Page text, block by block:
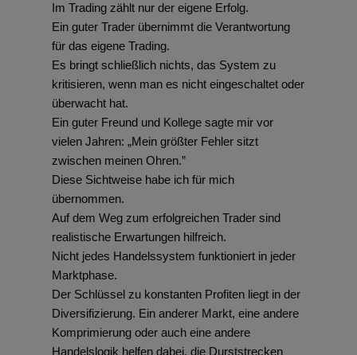
Im Trading zählt nur der eigene Erfolg.
Ein guter Trader übernimmt die Verantwortung
für das eigene Trading.
Es bringt schließlich nichts, das System zu
kritisieren, wenn man es nicht eingeschaltet oder
überwacht hat.
Ein guter Freund und Kollege sagte mir vor
vielen Jahren: „Mein größter Fehler sitzt
zwischen meinen Ohren.”
Diese Sichtweise habe ich für mich
übernommen.
Auf dem Weg zum erfolgreichen Trader sind
realistische Erwartungen hilfreich.
Nicht jedes Handelssystem funktioniert in jeder
Marktphase.
Der Schlüssel zu konstanten Profiten liegt in der
Diversifizierung. Ein anderer Markt, eine andere
Komprimierung oder auch eine andere
Handelslogik helfen dabei, die Durststrecken